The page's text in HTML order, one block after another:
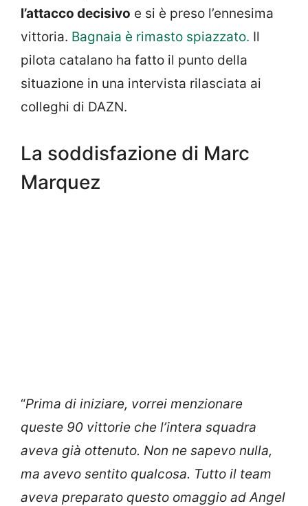
l’attacco decisivo e si è preso l’ennesima
vittoria. Bagnaia è rimasto spiazzato. Il
pilota catalano ha fatto il punto della
situazione in una intervista rilasciata ai
colleghi di DAZN.
La soddisfazione di Marc
Marquez
“Prima di iniziare, vorrei menzionare
queste 90 vittorie che l’intera squadra
aveva già ottenuto. Non ne sapevo nulla,
ma avevo sentito qualcosa. Tutto il team
aveva preparato questo omaggio ad Angel